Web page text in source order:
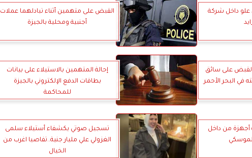
داخل شركة
القبض على متهمين أثناء تبادلهما عملات
أجنبية ومحلية بالجيزة
على سائق
في البحر الأحمر
إحالة المتهمين بالاستيلاء على بيانات
بطاقات الدفع الإلكتروني بالجيزة
للمحاكمة
من داخل
تسجيل صوتي يكشفاء أستيلاء سلمى
الغزولي علي مليار جنية..تفاصيا اغرب من
الخيال